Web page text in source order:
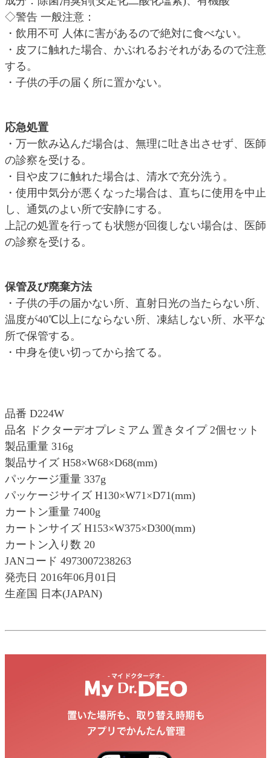
◇警告 一般注意：
・飲用不可 人体に害があるので絶対に食べない。
・皮フに触れた場合、かぶれるおそれがあるので注意
する。
・子供の手の届く所に置かない。
応急処置
・万一飲み込んだ場合は、無理に吐き出させず、医師
の診察を受ける。
・目や皮フに触れた場合は、清水で充分洗う。
・使用中気分が悪くなった場合は、直ちに使用を中止
し、通気のよい所で安静にする。
上記の処置を行っても状態が回復しない場合は、医師
の診察を受ける。
保管及び廃棄方法
・子供の手の届かない所、直射日光の当たらない所、
温度が40℃以上にならない所、凍結しない所、水平な
所で保管する。
・中身を使い切ってから捨てる。
品番 D224W
品名 ドクターデオプレミアム 置きタイプ 2個セット
製品重量 316g
製品サイズ H58×W68×D68(mm)
パッケージ重量 337g
パッケージサイズ H130×W71×D71(mm)
カートン重量 7400g
カートンサイズ H153×W375×D300(mm)
カートン入り数 20
JANコード 4973007238263
発売日 2016年06月01日
生産国 日本(JAPAN)